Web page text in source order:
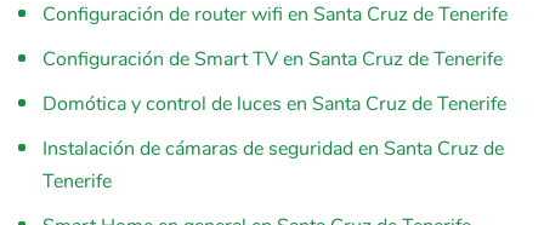
Configuración de router wifi en Santa Cruz de Tenerife
Configuración de Smart TV en Santa Cruz de Tenerife
Domótica y control de luces en Santa Cruz de Tenerife
Instalación de cámaras de seguridad en Santa Cruz de
Tenerife